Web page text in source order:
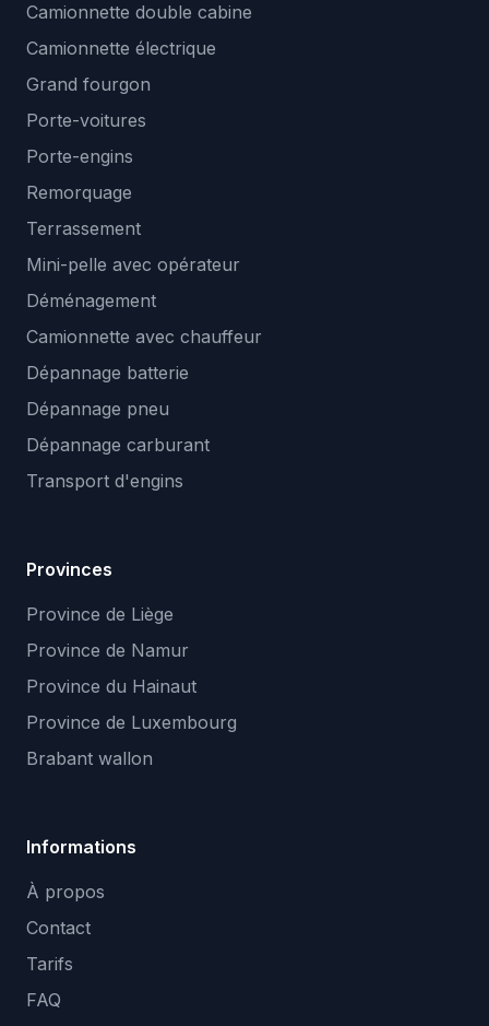
Camionnette double cabine
Camionnette électrique
Grand fourgon
Porte-voitures
Porte-engins
Remorquage
Terrassement
Mini-pelle avec opérateur
Déménagement
Camionnette avec chauffeur
Dépannage batterie
Dépannage pneu
Dépannage carburant
Transport d'engins
Provinces
Province de Liège
Province de Namur
Province du Hainaut
Province de Luxembourg
Brabant wallon
Informations
À propos
Contact
Tarifs
FAQ